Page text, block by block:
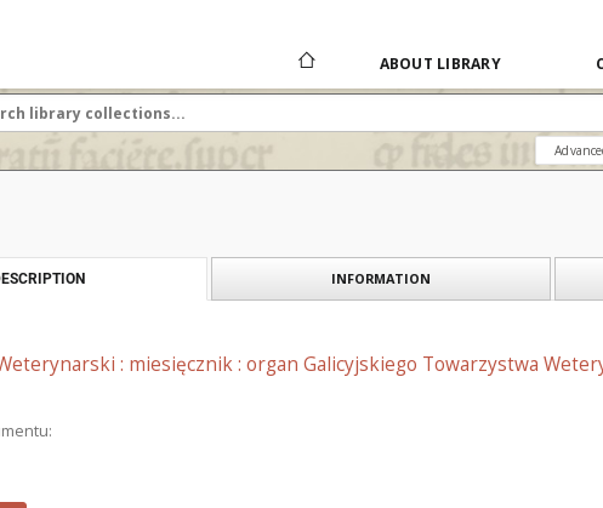
ABOUT LIBRARY
INFORMATION
: miesięcznik : organ Galicyjskiego Towarzystwa